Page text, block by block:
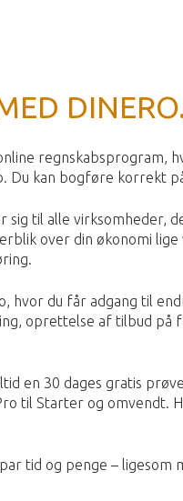
regnskabsprogram,
kan bogføre korrekt
til alle virksomheder,
over din økonomi
hvor du får adgang til
oprettelse af tilbud
en 30 dages gratis
til Starter og omvendt.
tid og penge –